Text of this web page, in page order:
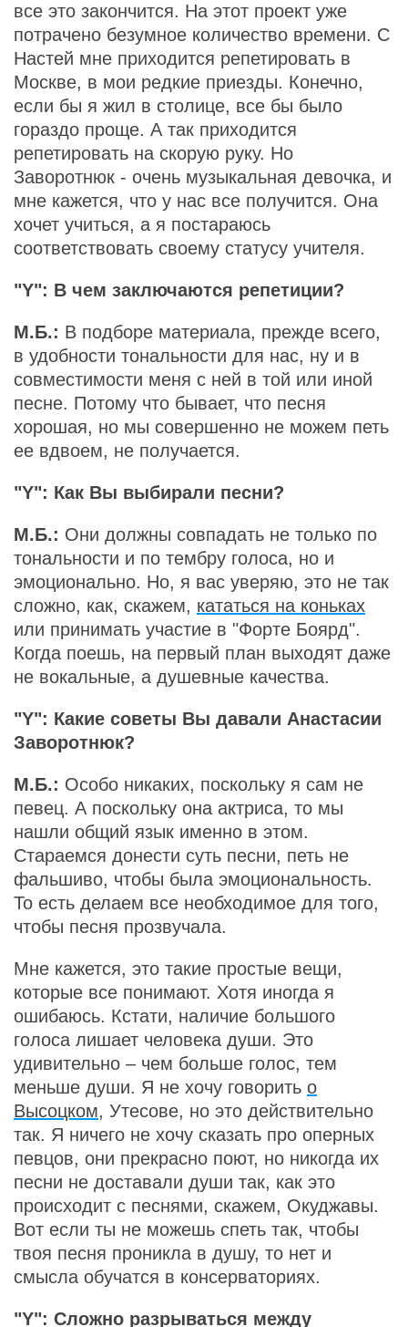
все это закончится. На этот проект уже
потрачено безумное количество времени. С
Настей мне приходится репетировать в
Москве, в мои редкие приезды. Конечно,
если бы я жил в столице, все бы было
гораздо проще. А так приходится
репетировать на скорую руку. Но
Заворотнюк - очень музыкальная девочка, и
мне кажется, что у нас все получится. Она
хочет учиться, а я постараюсь
соответствовать своему статусу учителя.
"Y": В чем заключаются репетиции?
М.Б.: В подборе материала, прежде всего,
в удобности тональности для нас, ну и в
совместимости меня с ней в той или иной
песне. Потому что бывает, что песня
хорошая, но мы совершенно не можем петь
ее вдвоем, не получается.
"Y": Как Вы выбирали песни?
М.Б.: Они должны совпадать не только по
тональности и по тембру голоса, но и
эмоционально. Но, я вас уверяю, это не так
сложно, как, скажем, кататься на коньках
или принимать участие в "Форте Боярд".
Когда поешь, на первый план выходят даже
не вокальные, а душевные качества.
"Y": Какие советы Вы давали Анастасии
Заворотнюк?
М.Б.: Особо никаких, поскольку я сам не
певец. А поскольку она актриса, то мы
нашли общий язык именно в этом.
Стараемся донести суть песни, петь не
фальшиво, чтобы была эмоциональность.
То есть делаем все необходимое для того,
чтобы песня прозвучала.
Мне кажется, это такие простые вещи,
которые все понимают. Хотя иногда я
ошибаюсь. Кстати, наличие большого
голоса лишает человека души. Это
удивительно – чем больше голос, тем
меньше души. Я не хочу говорить о
Высоцком, Утесове, но это действительно
так. Я ничего не хочу сказать про оперных
певцов, они прекрасно поют, но никогда их
песни не доставали души так, как это
происходит с песнями, скажем, Окуджавы.
Вот если ты не можешь спеть так, чтобы
твоя песня проникла в душу, то нет и
смысла обучатся в консерваториях.
"Y": Сложно разрываться между